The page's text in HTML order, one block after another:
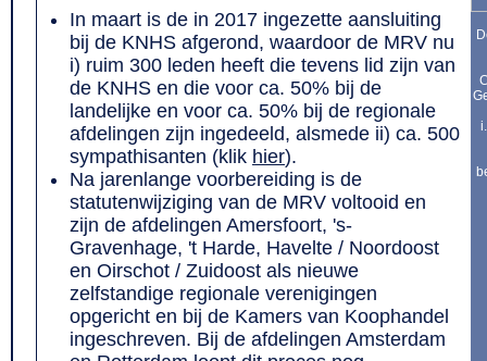
In maart is de in 2017 ingezette aansluiting
bij de KNHS afgerond, waardoor de MRV nu
i) ruim 300 leden heeft die tevens lid zijn van
de KNHS en die voor ca. 50% bij de
landelijke en voor ca. 50% bij de regionale
afdelingen zijn ingedeeld, alsmede ii) ca. 500
sympathisanten (klik hier).
Na jarenlange voorbereiding is de
statutenwijziging van de MRV voltooid en
zijn de afdelingen Amersfoort, 's-
Gravenhage, 't Harde, Havelte / Noordoost
en Oirschot / Zuidoost als nieuwe
zelfstandige regionale verenigingen
opgericht en bij de Kamers van Koophandel
ingeschreven. Bij de afdelingen Amsterdam